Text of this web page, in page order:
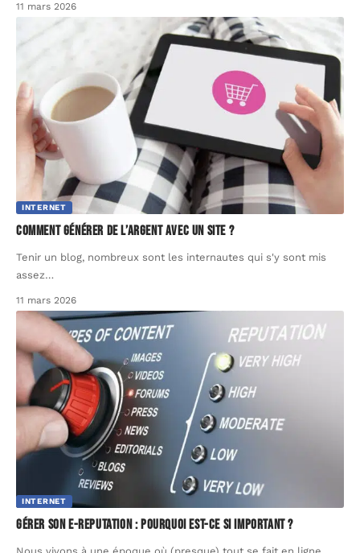
11 mars 2026
INTERNET
Comment générer de l’argent avec un site ?
Tenir un blog, nombreux sont les internautes qui s'y sont mis
assez…
11 mars 2026
INTERNET
Gérer son e-reputation : pourquoi est-ce si important ?